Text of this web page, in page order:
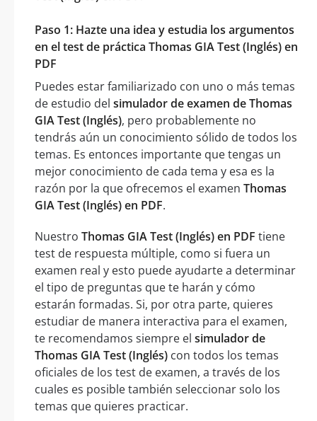
Paso 1: Hazte una idea y estudia los argumentos
en el test de práctica Thomas GIA Test (Inglés) en
PDF
Puedes estar familiarizado con uno o más temas
de estudio del simulador de examen de Thomas
GIA Test (Inglés), pero probablemente no
tendrás aún un conocimiento sólido de todos los
temas. Es entonces importante que tengas un
mejor conocimiento de cada tema y esa es la
razón por la que ofrecemos el examen Thomas
GIA Test (Inglés) en PDF.
Nuestro Thomas GIA Test (Inglés) en PDF tiene
test de respuesta múltiple, como si fuera un
examen real y esto puede ayudarte a determinar
el tipo de preguntas que te harán y cómo
estarán formadas. Si, por otra parte, quieres
estudiar de manera interactiva para el examen,
te recomendamos siempre el simulador de
Thomas GIA Test (Inglés) con todos los temas
oficiales de los test de examen, a través de los
cuales es posible también seleccionar solo los
temas que quieres practicar.